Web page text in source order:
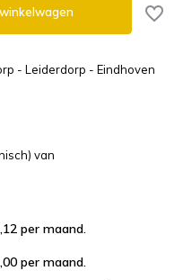
- Leiderdorp - Eindhoven
van
per maand.
per maand.